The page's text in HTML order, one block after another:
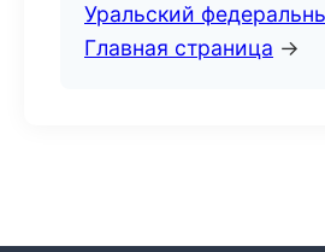
Уральский
Главная страница →